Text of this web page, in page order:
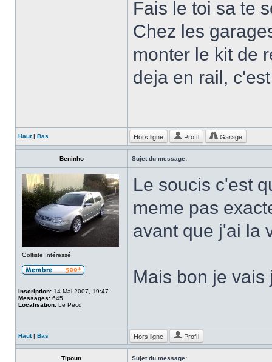
Fais le toi sa te
Chez les
monter le kit de
deja en rail,
Haut| Bas Hors ligne Profil Garage
Beninho Sujet du message:
Golfiste Intéressé
Inscription: 14 Mai 2007, 19:47
Messages: 645
Localisation: Le Pecq
Le soucis c'est
meme pas
avant que j'ai la
Mais bon je vais
Haut| Bas Hors ligne Profil
Tipoun Sujet du message: